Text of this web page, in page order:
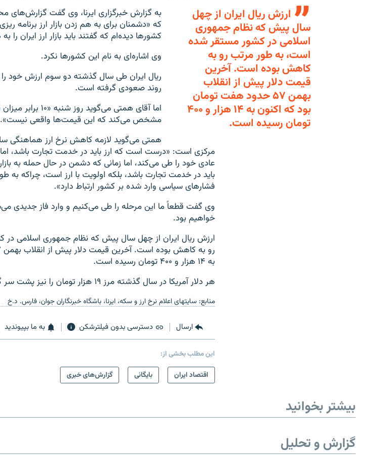
ارزش ریال ایران از چهل
سال پیش که نظام جمهوری
اسلامی در کشور مستقر شده
است، به طور مرتب رو به
کاهش بوده است. آخرین
قیمت دلار پیش از انقلاب
بهمن ۵۷ حدود هفت تومان
بود که اکنون به ۱۴ هزار و ۴۰۰
تومان رسیده است.
به گزارش خبرگزاری ایرنا، وی گفت گزارش‌های
که «دشمنان برای به هم زدن بازار ارز برنامه
کشور‌ها دیده‌ام که گفتند باید بازار ارز ایران را
وی اشاره‌ای به نام این کشورها نکرد.
ریال ایران طی سال گذشته دو سوم ارزش خود را
روند صعودی گرفته است.
اما آقای همتی
مشخص می‌کند که این قیمت‌ها واقعی نیست».
همتی می‌گوید لازمه کاهش نرخ ارز هماهنگی
مرکزی است: «درست است که ارز باید در خدمت تجارت باشد،
عادی خود را طی می‌کند، اما زمانی که دشمن در حال حمله به
باید در خدمت تجارت باشد، بلکه اولویت با ارز است، چراکه به
فشار‌های سیاسی وارد شده بر کشور ارتباط دارد».
وی گفت قطعاً ما این مرحله را طی می‌کنیم و وارد فاز جدیدی
خواهیم بود.
ارزش ریال ایران از چهل سال پیش که نظام جمهوری اسلامی
به ۱۴ هزار و ۴۰۰ تومان رسیده است.
هر دلار آمریکا در سال گذشته مرز ۱۹ هزار تومان را نیز پشت سر گذاشت.
منابع: سایتهای اعلام نرخ ارز و سکه، ایرنا، باشگاه خبرنگاران جوان، فارس. د.خ
ارسال دسترسی بدون فیلترشکن به ما بپیوندید
این مطلب بخشی از:
اقتصاد ایران
بایگانی گزارش‌های خبری
بیشتر بخوانید
گزارش و تحلیل